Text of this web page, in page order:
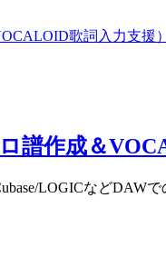
譜作成＆
LOGICなどDAW